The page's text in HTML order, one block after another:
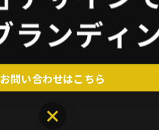
お問い合わせはこちら
お問い合わせはこちら